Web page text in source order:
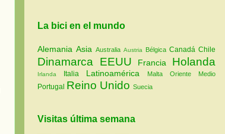
La bici en el mundo
Alemania Asia Australia Austria Bélgica Canadá Chile
Dinamarca EEUU Francia Holanda
Irlanda Italia Latinoamérica Malta Oriente Medio
Portugal Reino Unido Suecia
Visitas última semana